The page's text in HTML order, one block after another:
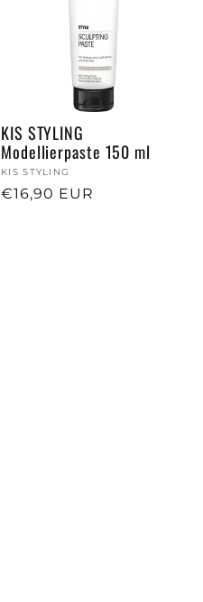
KIS STYLING
Modellierpaste 150 ml
Anbieter:
KIS STYLING
Normaler
€16,90 EUR